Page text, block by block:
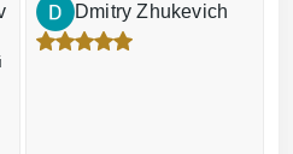
Dmitry Zhukevich